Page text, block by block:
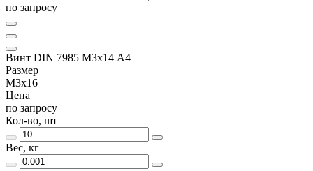
по запросу
Винт DIN 7985 М3х14 A4
Размер
М3х16
Цена
по запросу
Кол-во, шт
Вес, кг